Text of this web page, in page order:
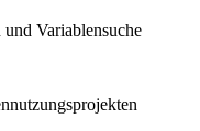
Variablensuche